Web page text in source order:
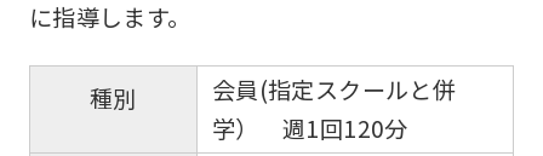
に指導します。
種別
会員(指定スクールと併
学） 週1回120分
be
an
accurate